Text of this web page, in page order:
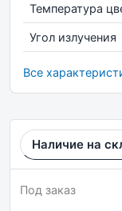
Температура
Угол излучения
Все
Наличие на
Под заказ